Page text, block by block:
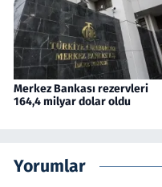
Merkez Bankası rezervleri
164,4 milyar dolar oldu
Yorumlar